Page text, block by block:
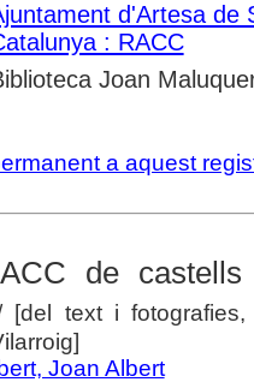
d'Artesa de
: RACC
Joan
a aquest
de
text i fotografies,
Joan Albert